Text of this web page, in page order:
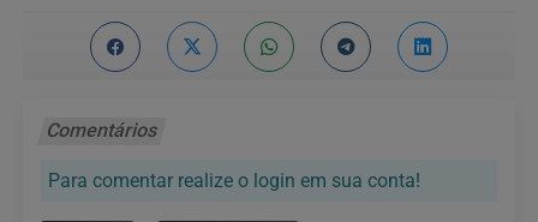
Comentários
Para comentar realize o login em sua conta!